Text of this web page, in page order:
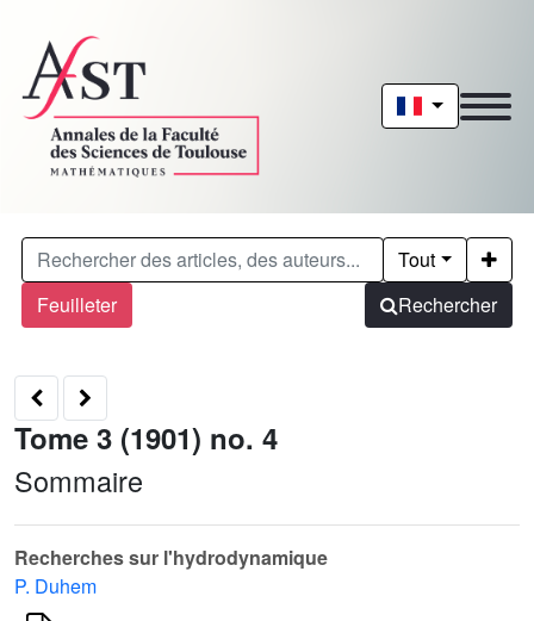
Feuilleter
Tout
Rechercher
Tome 3 (1901) no. 4
Sommaire
Recherches sur l'hydrodynamique
P. Duhem